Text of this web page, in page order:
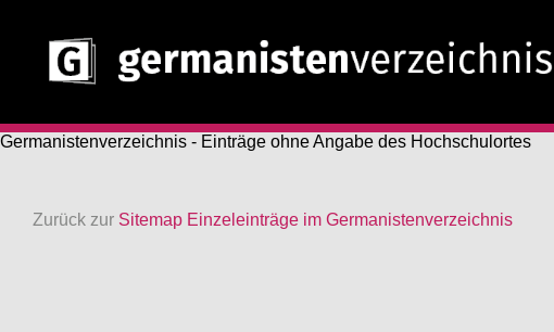
Germanistenverzeichnis - Einträge ohne Angabe des Hochschulortes
Zurück zur Sitemap Einzeleinträge im Germanistenverzeichnis